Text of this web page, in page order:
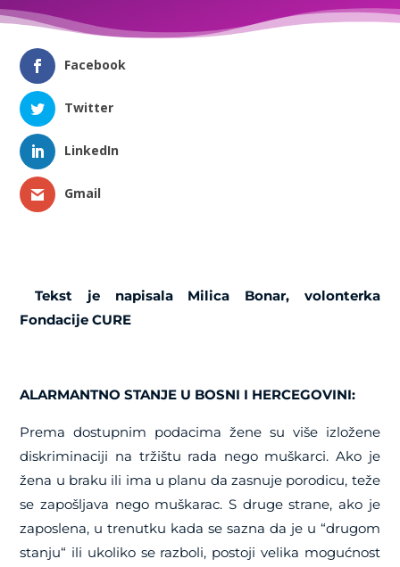
Facebook
Twitter
LinkedIn
Gmail
Tekst je napisala Milica Bonar, volonterka
Fondacije CURE
ALARMANTNO STANJE U BOSNI I HERCEGOVINI:
Prema dostupnim podacima žene su više izložene
diskriminaciji na tržištu rada nego muškarci. Ako je
žena u braku ili ima u planu da zasnuje porodicu, teže
se zapošljava nego muškarac. S druge strane, ako je
zaposlena, u trenutku kada se sazna da je u “drugom
stanju“ ili ukoliko se razboli, postoji velika mogućnost